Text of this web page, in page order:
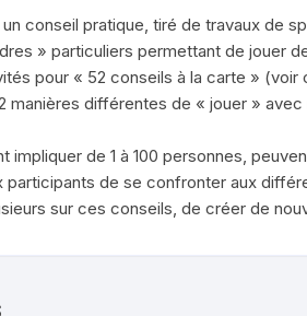
conseil pratique, tiré de travaux de
» particuliers permettant de jouer
pour « 52 conseils à la carte »
manières différentes de « jouer »
de 1 à 100 personnes,
participants de se confronter aux
sur ces conseils, de créer de